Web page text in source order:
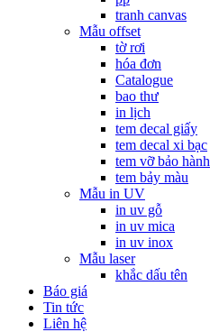
tranh canvas
Mẫu offset
tờ rơi
hóa đơn
Catalogue
bao thư
in lịch
tem decal giấy
tem decal xi bạc
tem vỡ bảo hành
tem bảy màu
Mẫu in UV
in uv gỗ
in uv mica
in uv inox
Mẫu laser
khắc dấu tên
Báo giá
Tin tức
Liên hệ